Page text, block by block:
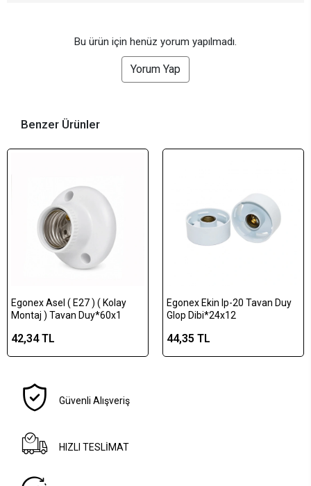
Bu ürün için henüz yorum yapılmadı.
Yorum Yap
Benzer Ürünler
Egonex Asel ( E27 ) ( Kolay
Montaj ) Tavan Duy*60x1
42,34 TL
Egonex Ekin Ip-20 Tavan Duy
Glop Dibi*24x12
44,35 TL
Güvenli Alışveriş
HIZLI TESLİMAT